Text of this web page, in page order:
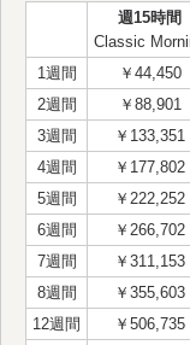
週15時間
Classic
1週間 ￥44,450
2週間
￥88,901
3週間
￥133,351
4週間
￥177,802
5週間
￥222,252
6週間
￥266,702
7週間
￥311,153
8週間
￥355,603
12週間
￥506,735